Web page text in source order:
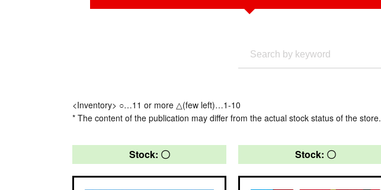
<Inventory> ○…11 or more △(few left)…1-10
* The content of the publication may differ from the actual stock status of the store.
Stock: 〇 Stock: 〇